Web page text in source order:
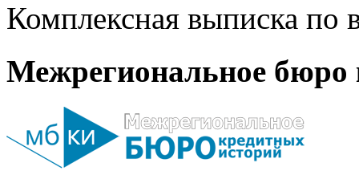
Комплексная выписка
Межрегиональное бюро